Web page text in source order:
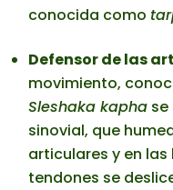
conocida como
Defensor de las
movimiento,
Sleshaka kapha
sinovial, que
articulares y en
tendones se